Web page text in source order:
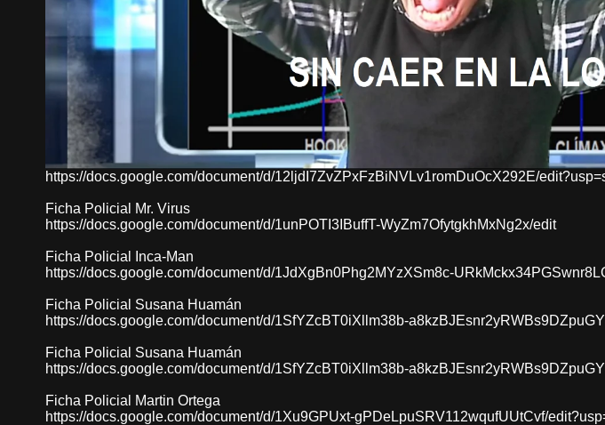
https://docs.google.com/document/d/12ljdI7ZvZPxFzBiNVLv1romDuOcX292E/
Ficha Policial Mr. Virus
https://docs.google.com/document/d/1unPOTI3IBuffT-WyZm7OfytgkhMxNg2x/edit
Ficha Policial Inca-Man
https://docs.google.com/document/d/1JdXgBn0Phg2MYzXSm8c-
Ficha Policial Susana Huamán
https://docs.google.com/document/d/1SfYZcBT0iXllm38b-
Ficha Policial Susana Huamán
https://docs.google.com/document/d/1SfYZcBT0iXllm38b-
Ficha Policial Martin Ortega
https://docs.google.com/document/d/1Xu9GPUxt-gPDeLpuSRV112wqufUUtCvf/